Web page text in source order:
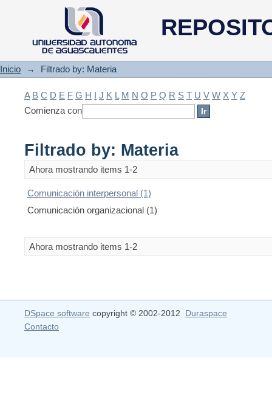
Filtrado by: Materia
Inicio → Filtrado by: Materia
A B C D E F G H I J K L M N O P Q R S T U V W X Y Z
Comienza con
Filtrado by: Materia
Ahora mostrando items 1-2
Comunicación interpersonal (1)
Comunicación organizacional (1)
Ahora mostrando items 1-2
DSpace software copyright © 2002-2012 Duraspace
Contacto